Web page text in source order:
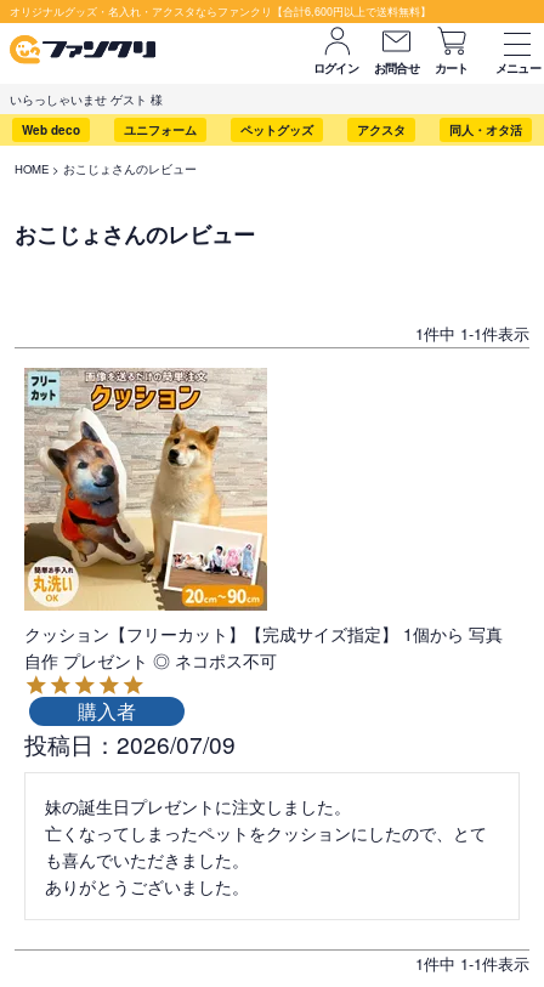
オリジナルグッズ・名入れ・アクスタならファンクリ【合計6,600円以上で送料無料】
ログイン お問合せ カート
メニュー
いらっしゃいませ ゲスト 様
Web deco
ユニフォーム ペットグッズ アクスタ 同人・オタ活
HOME おこじょさんのレビュー
おこじょさんのレビュー
1件中 1-1件表示
クッション【フリーカット】【完成サイズ指定】 1個から 写真
自作 プレゼント ◎ ネコポス不可
購入者
投稿日 2026/07/09
妹の誕生日プレゼントに注文しました。
亡くなってしまったペットをクッションにしたので、とて
も喜んでいただきました。
ありがとうございました。
1件中 1-1件表示